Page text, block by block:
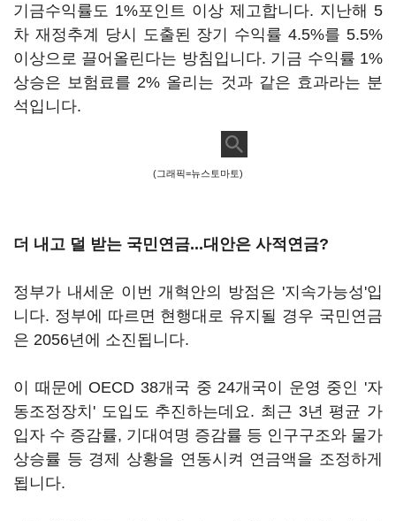
기금수익률도 1%포인트 이상 제고합니다. 지난해 5
차 재정추계 당시 도출된 장기 수익률 4.5%를 5.5%
이상으로 끌어올린다는 방침입니다. 기금 수익률 1%
상승은 보험료를 2% 올리는 것과 같은 효과라는 분
석입니다.
(그래픽=뉴스토마토)
더 내고 덜 받는 국민연금...대안은 사적연금?
정부가 내세운 이번 개혁안의 방점은 '지속가능성'입
니다. 정부에 따르면 현행대로 유지될 경우 국민연금
은 2056년에 소진됩니다.
이 때문에 OECD 38개국 중 24개국이 운영 중인 '자
동조정장치' 도입도 추진하는데요. 최근 3년 평균 가
입자 수 증감률, 기대여명 증감률 등 인구구조와 물가
상승률 등 경제 상황을 연동시켜 연금액을 조정하게
됩니다.